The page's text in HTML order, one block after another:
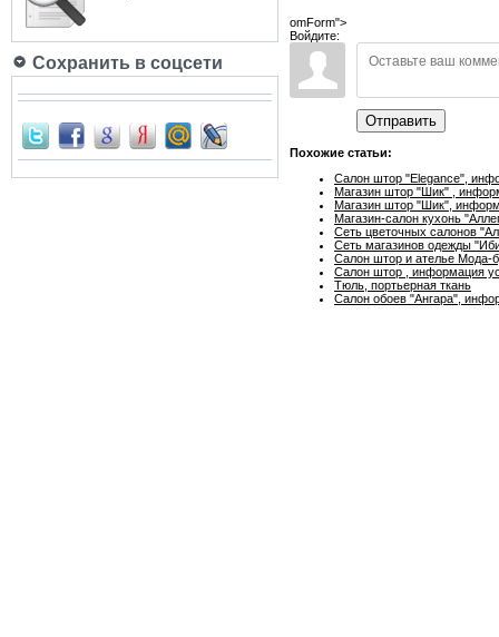
Сохранить в соцсети
omForm">
Войдите:
Отправить
Похожие статьи:
Салон штор "Elegance",
Магазин штор "Шик" ,
Магазин штор "Шик",
Магазин-салон кухонь
Сеть цветочных салонов
Сеть магазинов одежды
Салон штор и ателье Мода-
Салон штор , информация
Тюль, портьерная ткань
Салон обоев "Ангарa",